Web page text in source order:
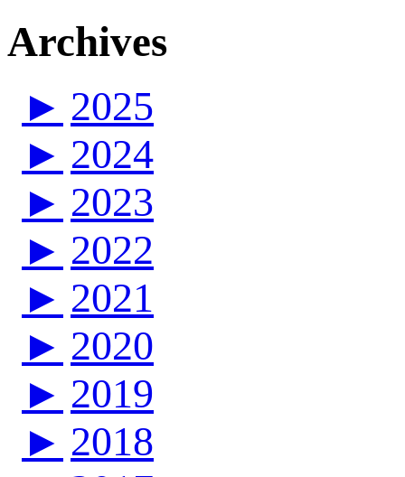
Archives
► 2025
► 2024
► 2023
► 2022
► 2021
► 2020
► 2019
► 2018